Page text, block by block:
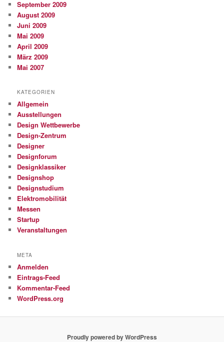
September 2009
August 2009
Juni 2009
Mai 2009
April 2009
März 2009
Mai 2007
KATEGORIEN
Allgemein
Ausstellungen
Design Wettbewerbe
Design-Zentrum
Designer
Designforum
Designklassiker
Designshop
Designstudium
Elektromobilität
Messen
Startup
Veranstaltungen
META
Anmelden
Eintrags-Feed
Kommentar-Feed
WordPress.org
Proudly powered by WordPress